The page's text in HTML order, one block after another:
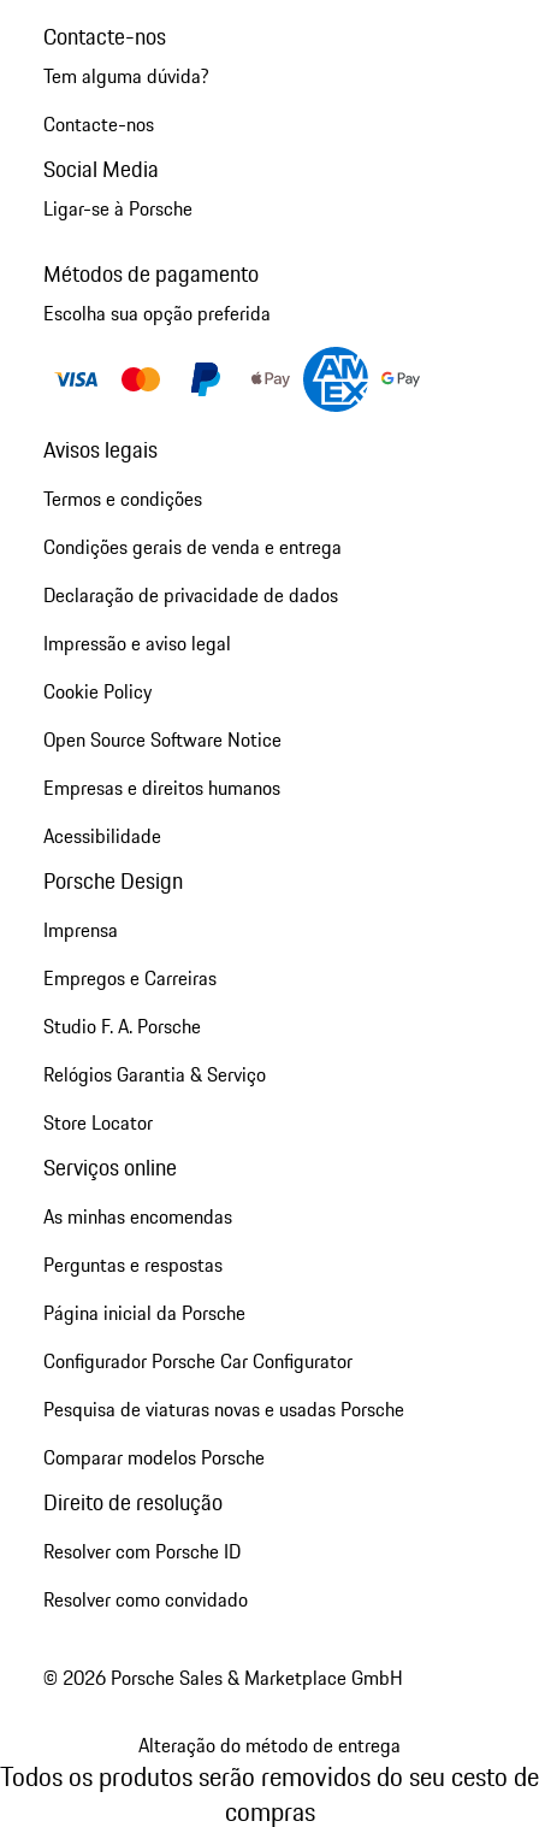
Contacte-nos
Tem alguma dúvida?
Contacte-nos
Social Media
Ligar-se à Porsche
Métodos de pagamento
Escolha sua opção preferida
Avisos legais
Termos e condições
Condições gerais de venda e entrega
Declaração de privacidade de dados
Impressão e aviso legal
Cookie Policy
Open Source Software Notice
Empresas e direitos humanos
Acessibilidade
Porsche Design
Imprensa
Empregos e Carreiras
Studio F. A. Porsche
Relógios Garantia & Serviço
Store Locator
Serviços online
As minhas encomendas
Perguntas e respostas
Página inicial da Porsche
Configurador Porsche Car Configurator
Pesquisa de viaturas novas e usadas Porsche
Comparar modelos Porsche
Direito de resolução
Resolver com Porsche ID
Resolver como convidado
© 2026 Porsche Sales & Marketplace GmbH
Alteração do método de entrega
Todos os produtos serão removidos do seu cesto de
compras